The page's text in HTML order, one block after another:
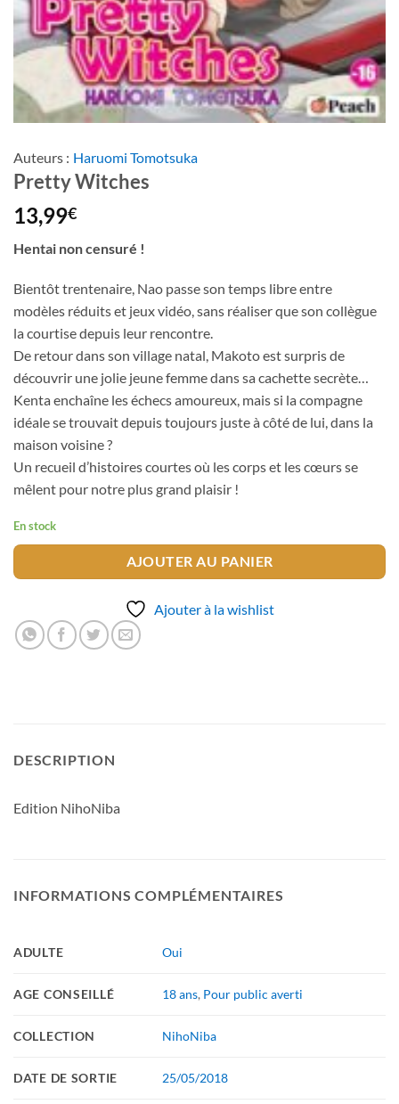
Auteurs : Haruomi Tomotsuka
Pretty Witches
13,99€
Hentai non censuré !
Bientôt trentenaire, Nao passe son temps libre entre
modèles réduits et jeux vidéo, sans réaliser que son collègue
la courtise depuis leur rencontre.
De retour dans son village natal, Makoto est surpris de
découvrir une jolie jeune femme dans sa cachette secrète…
Kenta enchaîne les échecs amoureux, mais si la compagne
idéale se trouvait depuis toujours juste à côté de lui, dans la
maison voisine ?
Un recueil d’histoires courtes où les corps et les cœurs se
mêlent pour notre plus grand plaisir !
En stock
AJOUTER AU PANIER
Ajouter à la wishlist
DESCRIPTION
Edition NihoNiba
INFORMATIONS COMPLÉMENTAIRES
ADULTE Oui
AGE CONSEILLÉ 18 ans, Pour public averti
COLLECTION NihoNiba
DATE DE SORTIE 25/05/2018